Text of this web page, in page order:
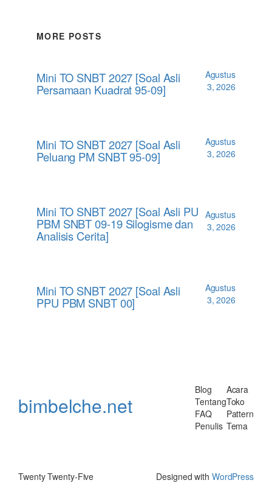
MORE POSTS
Mini TO SNBT 2027 [Soal Asli
Persamaan Kuadrat 95-09]
Agustus
3, 2026
Mini TO SNBT 2027 [Soal Asli
Peluang PM SNBT 95-09]
Agustus
3, 2026
Mini TO SNBT 2027 [Soal Asli PU
PBM SNBT 09-19 Silogisme dan
Analisis Cerita]
Agustus
3, 2026
Mini TO SNBT 2027 [Soal Asli
PPU PBM SNBT 00]
Agustus
3, 2026
bimbelche.net
Blog
Tentang
FAQ
Penulis
Acara
Toko
Pattern
Tema
Twenty Twenty-Five Designed with WordPress